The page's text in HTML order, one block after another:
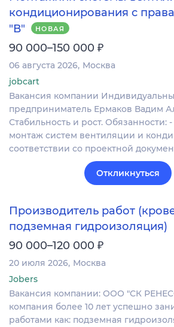
кондиционирования с
"В"
НОВАЯ
90 000–150 000 ₽
06 августа 2026 Москва
jobcart
Вакансия компании
предприниматель Ермаков Вадим
Стабильность и рост. Обязанности:
монтаж систем вентиляции и
соответствии со проектной
Откликнуться
Производитель работ
подземная гидроизоляция)
90 000–120 000 ₽
20 июля 2026 Москва
Jobers
Вакансия компании: ООО "СК
компания более 10 лет успешно
работами как: подземная